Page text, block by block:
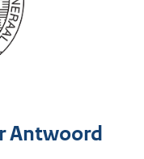
Antwoord